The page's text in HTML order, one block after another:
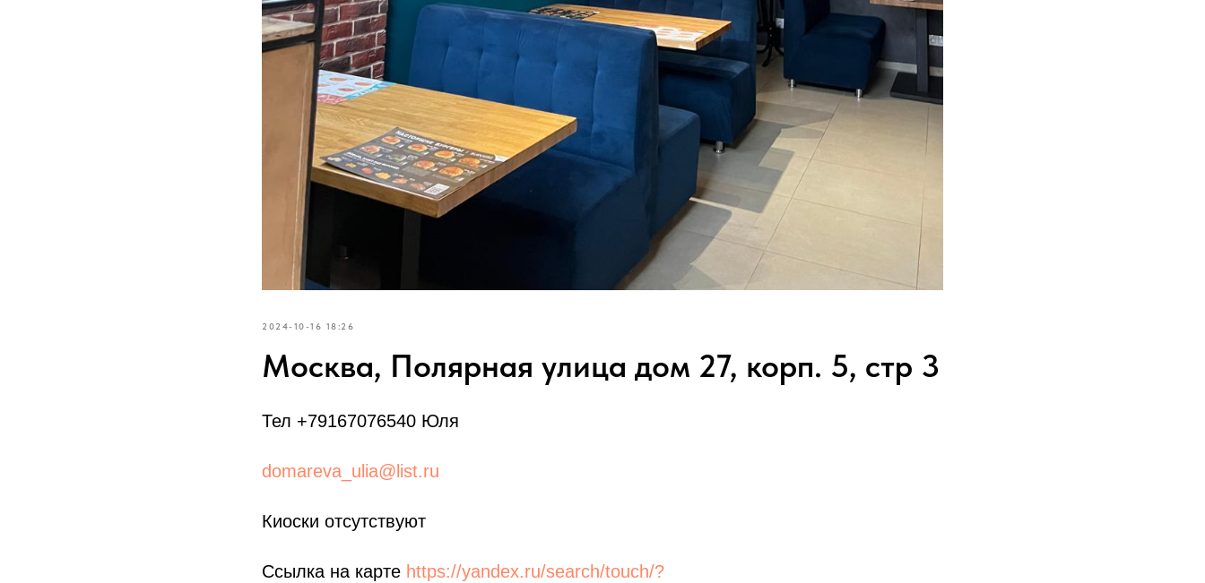
2024-10-16 18:26
Москва, Полярная улица дом 27, корп. 5, стр 3
Тел +79167076540 Юля
domareva_ulia@list.ru
Киоски отсутствуют
Ссылка на карте https://yandex.ru/search/touch/?